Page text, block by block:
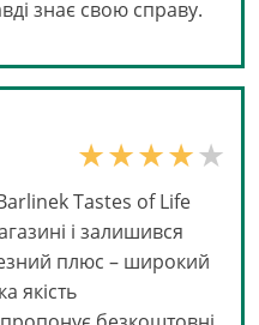
знає свою справу.
Tastes of Life
і залишився
плюс – широкий
якість